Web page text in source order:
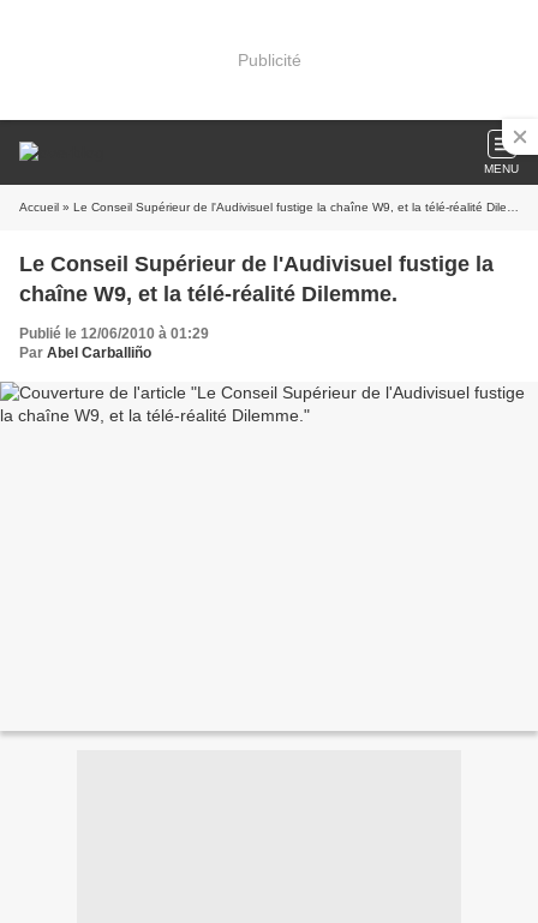
Publicité
MENU
Accueil » Le Conseil Supérieur de l'Audivisuel fustige la chaîne W9, et la télé-réalité Dilemme.
Le Conseil Supérieur de l'Audivisuel fustige la
chaîne W9, et la télé-réalité Dilemme.
Publié le 12/06/2010 à 01:29
Par Abel Carballiño